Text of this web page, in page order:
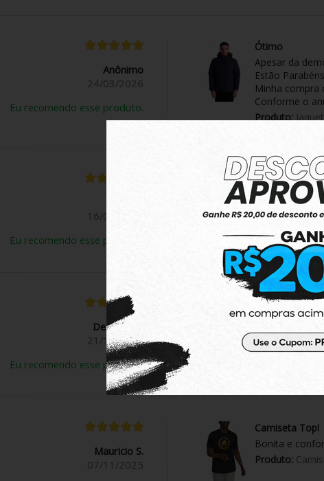
Anônimo
24/03/2026
Eu recomendo esse produto.
Ótimo
Apesar da
Estão Parabéns
Minha compra
Conforme o
Produto:
16/03/2026
Eu recomendo esse produto.
Ótimo produto
Amei! Um
Produto:Top
Deivison N.
21/11/2025
Eu recomendo esse produto.
EXECELENTE !
Perfeito ,
Produto:
Mauricio S.
07/11/2025
Camiseta Top!
Bonita e
Produto: